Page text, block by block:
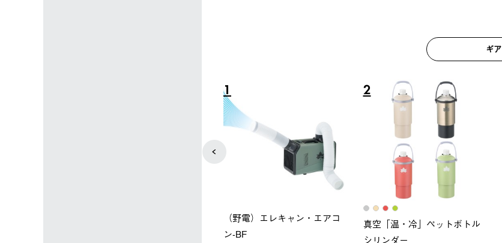
ギア
1
（野電）エレキャン・エアコ
ン-BF
2
真空「温・冷」ペットボトル
シリンダー